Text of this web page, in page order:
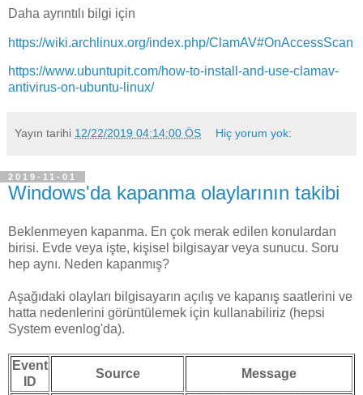
Daha ayrıntılı bilgi için
https://wiki.archlinux.org/index.php/ClamAV#OnAccessScan
https://www.ubuntupit.com/how-to-install-and-use-clamav-
antivirus-on-ubuntu-linux/
Yayın tarihi 12/22/2019 04:14:00 ÖS Hiç yorum yok:
2019-11-01
Windows'da kapanma olaylarının takibi
Beklenmeyen kapanma. En çok merak edilen konulardan
birisi. Evde veya işte, kişisel bilgisayar veya sunucu. Soru
hep aynı. Neden kapanmış?
Aşağıdaki olayları bilgisayarın açılış ve kapanış saatlerini ve
hatta nedenlerini görüntülemek için kullanabiliriz (hepsi
System evenlog'da).
Event
ID
Source Message